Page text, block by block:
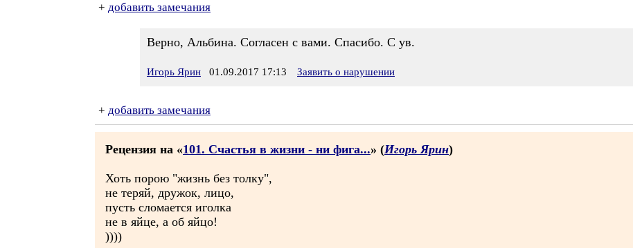
+ добавить замечания
Верно, Альбина. Согласен с вами. Спасибо. С ув.
Игорь Ярин 01.09.2017 17:13 Заявить о нарушении
+ добавить замечания
Рецензия на «101. Счастья в жизни - ни фига...» (Игорь Ярин)
Хоть порою "жизнь без толку",
не теряй, дружок, лицо,
пусть сломается иголка
не в яйце, а об яйцо!
))))